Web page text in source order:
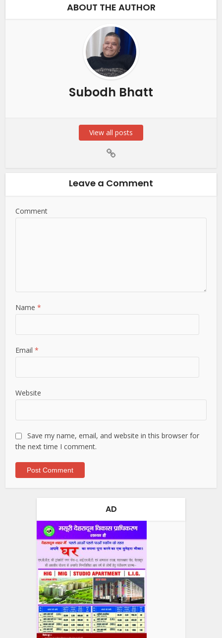
ABOUT THE AUTHOR
Subodh Bhatt
View all posts
Leave a Comment
Comment
Name*
Email*
Website
Save my name, email, and website in this browser for
the next time I comment.
AD